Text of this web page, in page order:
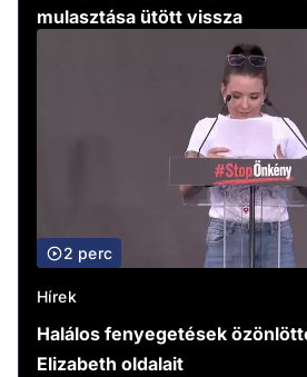
mulasztása ütött vissza
2 perc
Hírek
Halálos fenyegetések
Elizabeth oldalait